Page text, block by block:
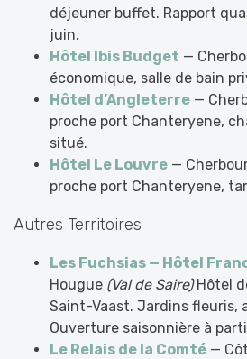
déjeuner buffet. Rapport
juin.
Hôtel Ibis Budget —
économique, salle de bain
Hôtel d’Angleterre —
proche port Chanteryene,
situé.
Hôtel Le Louvre —
proche port Chanteryene,
Autres Territoires
Les Fuchsias — Hôtel
Hougue (Val de Saire)Hôtel
Saint-Vaast. Jardins fleuris,
Ouverture saisonnière à
Le Relais de la Comté —